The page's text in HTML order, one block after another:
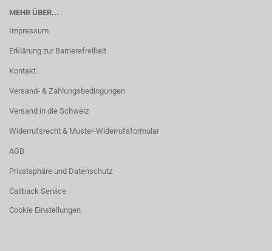
MEHR ÜBER...
Impressum
Erklärung zur Barrierefreiheit
Kontakt
Versand- & Zahlungsbedingungen
Versand in die Schweiz
Widerrufsrecht & Muster-Widerrufsformular
AGB
Privatsphäre und Datenschutz
Callback Service
Cookie Einstellungen